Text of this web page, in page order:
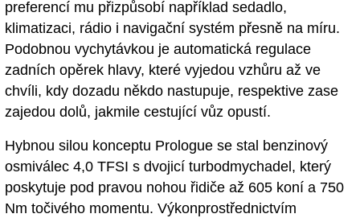
preferencí mu přizpůsobí například sedadlo,
klimatizaci, rádio i navigační systém přesně na míru.
Podobnou vychytávkou je automatická regulace
zadních opěrek hlavy, které vyjedou vzhůru až ve
chvíli, kdy dozadu někdo nastupuje, respektive zase
zajedou dolů, jakmile cestující vůz opustí.
Hybnou silou konceptu Prologue se stal benzinový
osmiválec 4,0 TFSI s dvojicí turbodmychadel, který
poskytuje pod pravou nohou řidiče až 605 koní a 750
Nm točivého momentu. Výkonprostřednictvím